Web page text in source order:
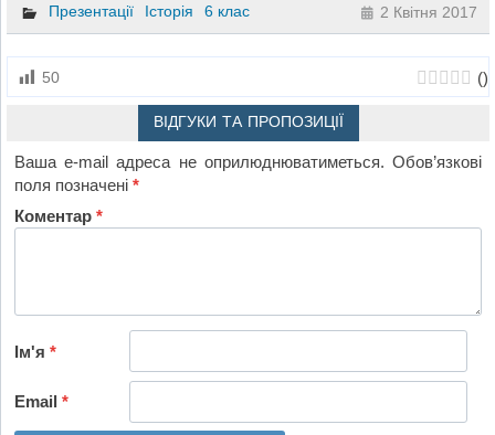
Презентації Історія 6 клас 2 Квітня 2017
50 ()
ВІДГУКИ ТА ПРОПОЗИЦІЇ
Ваша e-mail адреса не оприлюднюватиметься. Обов’язкові
поля позначені*
Коментар*
Ім'я*
Email*